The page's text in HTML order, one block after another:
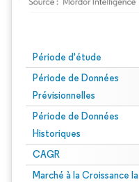
Période d'étude
Période de Données
Prévisionnelles
Période de Données
Historiques
CAGR
Marché à la Croissance la